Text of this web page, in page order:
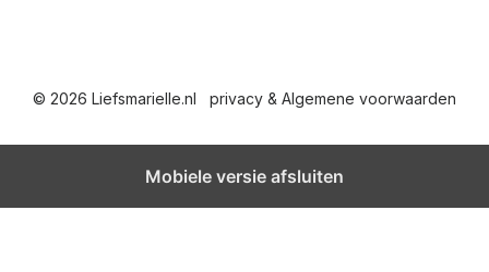
© 2026 Liefsmarielle.nl privacy & Algemene voorwaarden
Mobiele versie afsluiten